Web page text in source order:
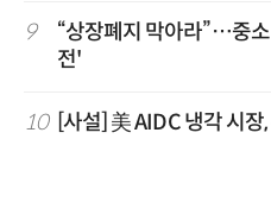
9
“상장폐지 막아라”…중
전'
10 [사설] 美 AIDC 냉각 시